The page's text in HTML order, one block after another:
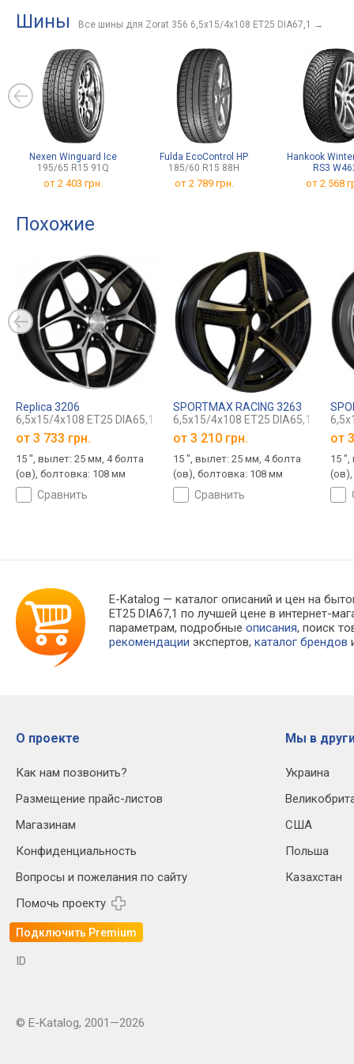
Шины Все шины для Zorat 356 6,5x15/4x108 ET25 DIA67,1 →
Nexen Winguard Ice
195/65 R15 91Q
от2 403 грн.
Fulda EcoControl HP
185/60 R15 88H
от 2 789 грн.
Hankook
RS3
185/65 R15
от 2 568
Похожие
Replica 3206
6,5x15/4x108 ET25 DIA65,1
от 3 733 грн.
15 ", вылет: 25 мм, 4 болта
(ов), болтовка: 108 мм
сравнить
SPORTMAX RACING 3263
6,5x15/4x108 ET25 DIA65,1
от 3 210 грн.
15 ", вылет: 25 мм, 4 болта
(ов), болтовка: 108 мм
сравнить
от
15 ",
(ов),
E-Katalog — каталог описаний и цен на
ET25 DIA67,1 по лучшей цене в интернет-
параметрам, подробныеописания, поиск
рекомендации экспертов,каталог брендов
О проекте
Как нам позвонить?
Размещение прайс-листов
Магазинам
Конфиденциальность
Вопросы и пожелания по сайту
Помочь проекту
Подключить Premium
Мы в
Украина
США
Польша
Казахстан
ID
© E-Katalog, 2001—2026